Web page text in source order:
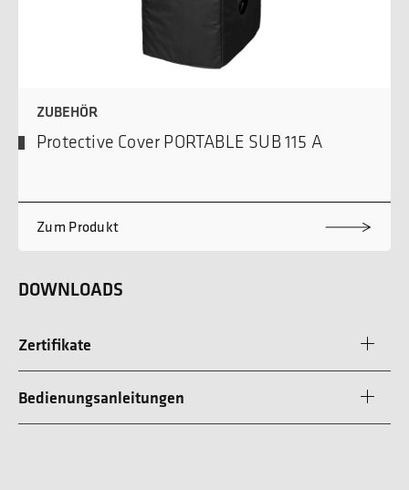
ZUBEHÖR
Protective Cover PORTABLE SUB 115 A
Zum Produkt
DOWNLOADS
Zertifikate
Bedienungsanleitungen